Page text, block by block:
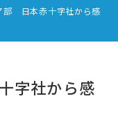
へ
部 日本赤十字社から感
字社から感